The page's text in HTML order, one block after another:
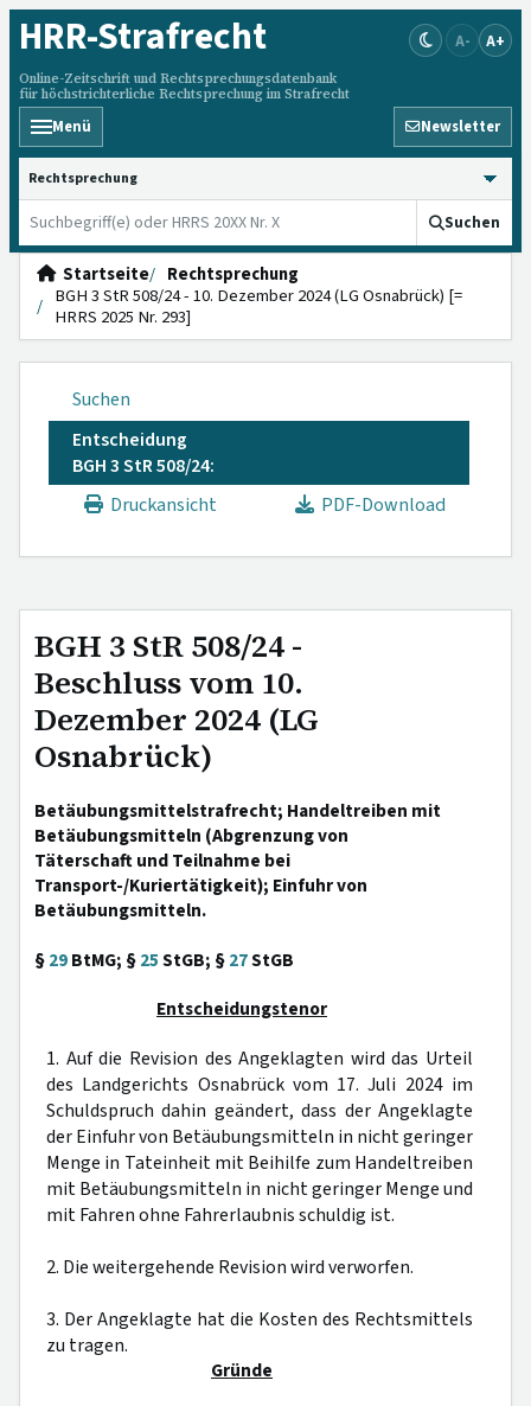
HRR-Strafrecht
Online-Zeitschrift und Rechtsprechungsdatenbank
für höchstrichterliche Rechtsprechung im Strafrecht
A- A+
Menü Newsletter
HRRS durchsuchen
Suchen
Startseite
Rechtsprechung
BGH 3 StR 508/24 - 10. Dezember 2024 (LG Osnabrück) [=
HRRS 2025 Nr. 293]
Suchen
Entscheidung
BGH 3 StR 508/24:
Druckansicht
PDF-Download
BGH 3 StR 508/24 -
Beschluss vom 10.
Dezember 2024 (LG
Osnabrück)
Betäubungsmittelstrafrecht; Handeltreiben mit
Betäubungsmitteln (Abgrenzung von
Täterschaft und Teilnahme bei
Transport-/Kuriertätigkeit); Einfuhr von
Betäubungsmitteln.
§29BtMG; §25StGB; §27StGB
Entscheidungstenor
1. Auf die Revision des Angeklagten wird das Urteil
des Landgerichts Osnabrück vom 17. Juli 2024 im
Schuldspruch dahin geändert, dass der Angeklagte
der Einfuhr von Betäubungsmitteln in nicht geringer
Menge in Tateinheit mit Beihilfe zum Handeltreiben
mit Betäubungsmitteln in nicht geringer Menge und
mit Fahren ohne Fahrerlaubnis schuldig ist.
2. Die weitergehende Revision wird verworfen.
3. Der Angeklagte hat die Kosten des Rechtsmittels
zu tragen.
Gründe